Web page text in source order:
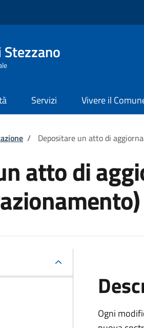
Servizi Vivere il
/ Depositare un atto di
atto di
Ogni